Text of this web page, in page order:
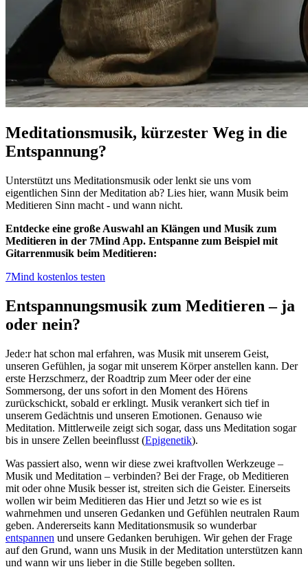
Meditationsmusik, kürzester Weg in die
Entspannung?
Unterstützt uns Meditationsmusik oder lenkt sie uns vom
eigentlichen Sinn der Meditation ab? Lies hier, wann Musik beim
Meditieren Sinn macht - und wann nicht.
Entdecke eine große Auswahl an Klängen und Musik zum
Meditieren in der 7Mind App. Entspanne zum Beispiel mit
Gitarrenmusik beim Meditieren:
7Mind kostenlos testen
Entspannungsmusik zum Meditieren – ja
oder nein?
Jede:r hat schon mal erfahren, was Musik mit unserem Geist,
unseren Gefühlen, ja sogar mit unserem Körper anstellen kann. Der
erste Herzschmerz, der Roadtrip zum Meer oder der eine
Sommersong, der uns sofort in den Moment des Hörens
zurückschickt, sobald er erklingt. Musik verankert sich tief in
unserem Gedächtnis und unseren Emotionen. Genauso wie
Meditation. Mittlerweile zeigt sich sogar, dass uns Meditation sogar
bis in unsere Zellen beeinflusst (Epigenetik).
Was passiert also, wenn wir diese zwei kraftvollen Werkzeuge –
Musik und Meditation – verbinden? Bei der Frage, ob Meditieren
mit oder ohne Musik besser ist, streiten sich die Geister. Einerseits
wollen wir beim Meditieren das Hier und Jetzt so wie es ist
wahrnehmen und unseren Gedanken und Gefühlen neutralen Raum
geben. Andererseits kann Meditationsmusik so wunderbar
entspannen und unsere Gedanken beruhigen. Wir gehen der Frage
auf den Grund, wann uns Musik in der Meditation unterstützen kann
und wann wir uns lieber in die Stille begeben sollten.